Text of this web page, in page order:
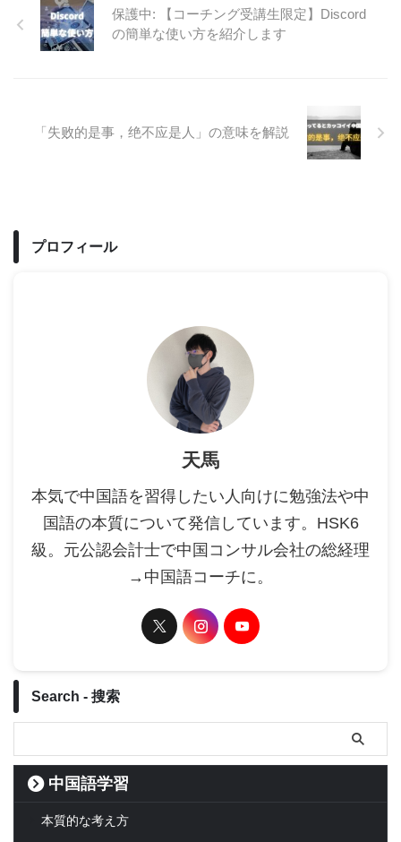
ください。例文とあわせて理解す
ることで知識が広がりますよ。
保護中: 【コーチング受講生限定】Discord
の簡単な使い方を紹介します
「失败的是事，绝不应是人」の意味を解説
プロフィール
天馬
本気で中国語を習得したい人向けに勉強法や中
国語の本質について発信しています。HSK6
級。元公認会計士で中国コンサル会社の総経理
→中国語コーチに。
Search - 搜索
中国語学習
本質的な考え方